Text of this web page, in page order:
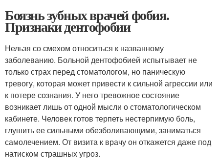
Боязнь зубных врачей фобия.
Признаки дентофобии
Нельзя со смехом относиться к названному
заболеванию. Больной дентофобией испытывает не
только страх перед стоматологом, но паническую
тревогу, которая может привести к сильной агрессии или
к потере сознания. У него тревожное состояние
возникает лишь от одной мысли о стоматологическом
кабинете. Человек готов терпеть нестерпимую боль,
глушить ее сильными обезболивающими, заниматься
самолечением. От визита к врачу он откажется даже под
натиском страшных угроз.